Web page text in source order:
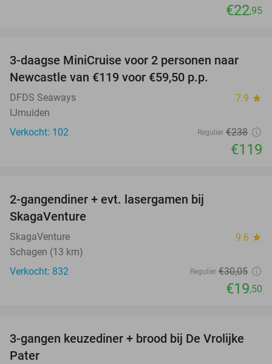
€22,95
50%
3-daagse MiniCruise voor 2 personen naar
Newcastle van €119 voor €59,50 p.p.
DFDS Seaways 7.9 star
IJmuiden
Verkocht: 102
Regulier €238
€119
2-gangendiner + evt. lasergamen bij
SkagaVenture
SkagaVenture 9.6 star
Schagen (13 km)
Verkocht: 832
Regulier €30,05
€19,50
41%
3-gangen keuzediner + brood bij De Vrolijke
Pater